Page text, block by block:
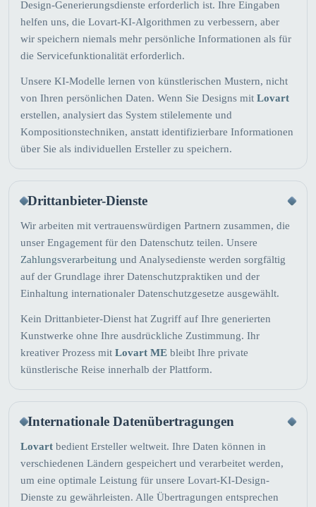
Design-Generierungsdienste erforderlich ist. Ihre Eingaben
helfen uns, die Lovart-KI-Algorithmen zu verbessern, aber
wir speichern niemals mehr persönliche Informationen als für
die Servicefunktionalität erforderlich.
Unsere KI-Modelle lernen von künstlerischen Mustern, nicht
von Ihren persönlichen Daten. Wenn Sie Designs mit Lovart
erstellen, analysiert das System stilelemente und
Kompositionstechniken, anstatt identifizierbare Informationen
über Sie als individuellen Ersteller zu speichern.
Drittanbieter-Dienste
Wir arbeiten mit vertrauenswürdigen Partnern zusammen, die
unser Engagement für den Datenschutz teilen. Unsere
Zahlungsverarbeitung und Analysedienste werden sorgfältig
auf der Grundlage ihrer Datenschutzpraktiken und der
Einhaltung internationaler Datenschutzgesetze ausgewählt.
Kein Drittanbieter-Dienst hat Zugriff auf Ihre generierten
Kunstwerke ohne Ihre ausdrückliche Zustimmung. Ihr
kreativer Prozess mit Lovart ME bleibt Ihre private
künstlerische Reise innerhalb der Plattform.
Internationale Datenübertragungen
Lovart bedient Ersteller weltweit. Ihre Daten können in
verschiedenen Ländern gespeichert und verarbeitet werden,
um eine optimale Leistung für unsere Lovart-KI-Design-
Dienste zu gewährleisten. Alle Übertragungen entsprechen